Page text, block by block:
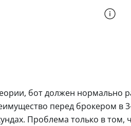
бот должен нормально
перед брокером в
Проблема только в